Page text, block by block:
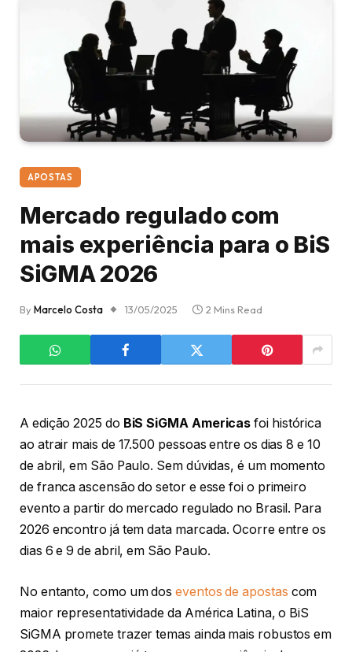
APOSTAS
Mercado regulado com
mais experiência para o BiS
SiGMA 2026
ByMarcelo Costa 13/05/2025 2 Mins Read
A edição 2025 do BiS SiGMA Americas foi histórica
ao atrair mais de 17.500 pessoas entre os dias 8 e 10
de abril, em São Paulo. Sem dúvidas, é um momento
de franca ascensão do setor e esse foi o primeiro
evento a partir do mercado regulado no Brasil. Para
2026 encontro já tem data marcada. Ocorre entre os
dias 6 e 9 de abril, em São Paulo.
No entanto, como um doseventos de apostas com
maior representatividade da América Latina, o BiS
SiGMA promete trazer temas ainda mais robustos em